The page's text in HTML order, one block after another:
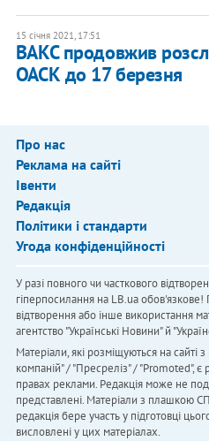
15 січня 2021, 17:51
ВАКС продовжив
ОАСК до 17 березня
Про нас
Реклама на сайті
Івенти
Редакція
Політики і стандарти
Угода конфіденційності
У разі повного чи часткового
гіперпосилання на LB.ua
відтворення або інше використання
агентство "Українськi Новини" й
Матеріали, які розміщуються на
компаній" / "Пресреліз" / "Promoted", є
правах реклами. Редакція може не
представлені. Матеріали з плашкою
редакція бере участь у підготовці
висловлені у цих матеріалах.